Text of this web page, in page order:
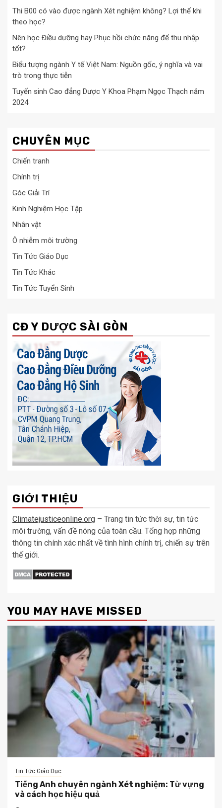
Thi B00 có vào được ngành Xét nghiệm không? Lợi thế khi
theo học?
Nên học Điều dưỡng hay Phục hồi chức năng để thu nhập
tốt?
Biểu tượng ngành Y tế Việt Nam: Nguồn gốc, ý nghĩa và vai
trò trong thực tiễn
Tuyển sinh Cao đẳng Dược Y Khoa Phạm Ngọc Thạch năm
2024
CHUYÊN MỤC
Chiến tranh
Chính trị
Góc Giải Trí
Kinh Nghiệm Học Tập
Nhân vật
Ô nhiễm môi trường
Tin Tức Giáo Dục
Tin Tức Khác
Tin Tức Tuyển Sinh
CĐ Y DƯỢC SÀI GÒN
GIỚI THIỆU
Climatejusticeonline.org – Trang tin tức thời sự, tin tức
môi trường, vấn đề nóng của toàn cầu. Tổng hợp những
thông tin chính xác nhất về tình hình chính trị, chiến sự trên
thế giới.
YOU MAY HAVE MISSED
Tin Tức Giáo Dục
Tiếng Anh chuyên ngành Xét nghiệm: Từ vựng
và cách học hiệu quả